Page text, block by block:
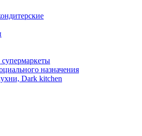
назначения
Dark kitchen